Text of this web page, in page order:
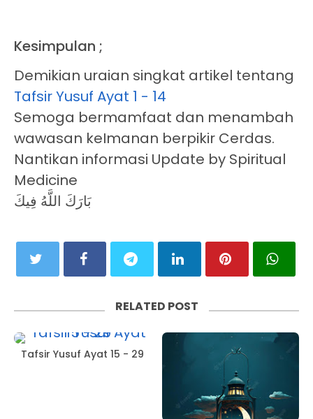
Kesimpulan ;
Demikian uraian singkat artikel tentang
Tafsir Yusuf Ayat 1 - 14
Semoga bermamfaat dan menambah
wawasan keImanan berpikir Cerdas.
Nantikan informasi Update by Spiritual
Medicine
بَارَكَ اللَّهُ فِيكَ
RELATED POST
Tafsir Yusuf Ayat 15 - 29